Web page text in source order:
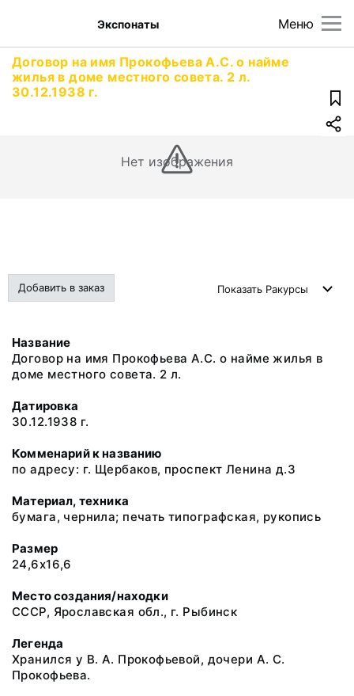
Меню
Экспонаты
Договор на имя Прокофьева А.С. о найме
жилья в доме местного совета. 2 л.
30.12.1938 г.
Нет изображения
Добавить в заказ Показать Ракурсы
Название
Договор на имя Прокофьева А.С. о найме жилья в
доме местного совета. 2 л.
Датировка
30.12.1938 г.
Комменарий к названию
по адресу: г. Щербаков, проспект Ленина д.3
Материал, техника
бумага, чернила; печать типографская, рукопись
Размер
24,6х16,6
Место создания/находки
СССР, Ярославская обл., г. Рыбинск
Легенда
Хранился у В. А. Прокофьевой, дочери А. С.
Прокофьева.